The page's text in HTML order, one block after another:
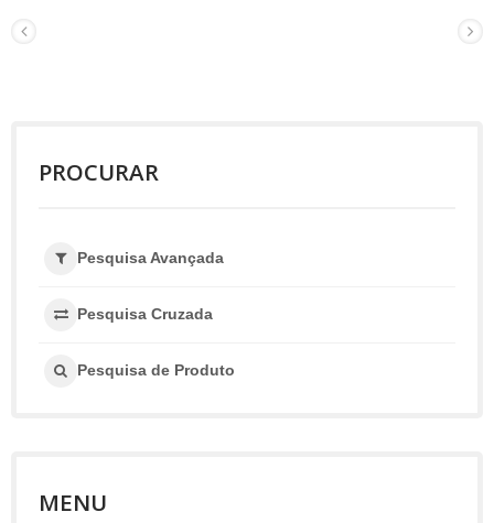
PROCURAR
Pesquisa Avançada
Pesquisa Cruzada
Pesquisa de Produto
MENU